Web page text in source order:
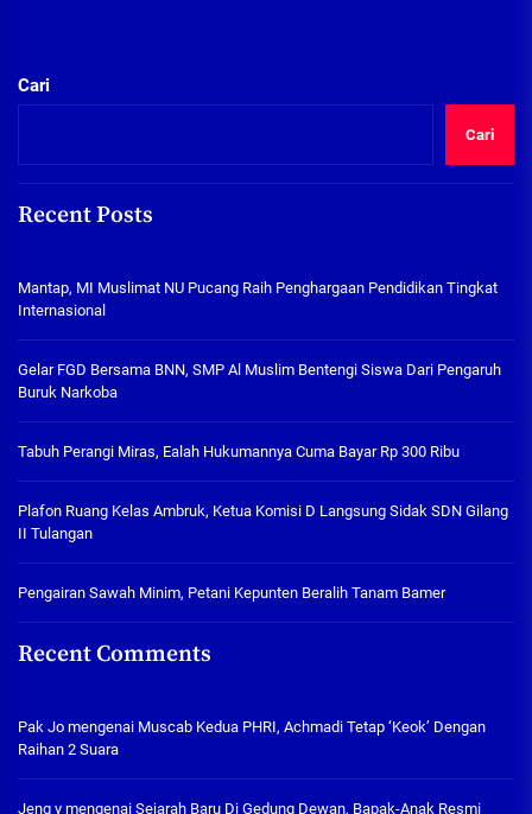
Cari
Cari
Recent Posts
Mantap, MI Muslimat NU Pucang Raih Penghargaan Pendidikan Tingkat
Internasional
Gelar FGD Bersama BNN, SMP Al Muslim Bentengi Siswa Dari Pengaruh
Buruk Narkoba
Tabuh Perangi Miras, Ealah Hukumannya Cuma Bayar Rp 300 Ribu
Plafon Ruang Kelas Ambruk, Ketua Komisi D Langsung Sidak SDN Gilang
II Tulangan
Pengairan Sawah Minim, Petani Kepunten Beralih Tanam Bamer
Recent Comments
Pak Jo mengenai Muscab Kedua PHRI, Achmadi Tetap ‘Keok’ Dengan
Raihan 2 Suara
Jeng y mengenai Sejarah Baru Di Gedung Dewan, Bapak-Anak Resmi